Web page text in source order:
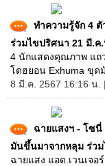
ทำความรู้จัก 4
ร่วมไขปริศนา 21 มี.ค
4 นักแสดงคุณภาพ แถ
โดฮยอน Exhuma ขุด
8 มี.ค. 2567 16:16 น.
ฉายแสงฯ - โซนี่
มันขึ้นมาจากหลุม ร่ว
ฉายแสง แอด.เวนเจอ